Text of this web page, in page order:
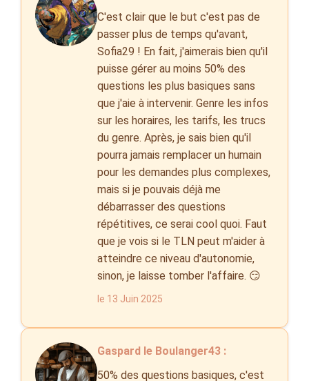
C'est clair que le but c'est pas de
passer plus de temps qu'avant,
Sofia29 ! En fait, j'aimerais bien qu'il
puisse gérer au moins 50% des
questions les plus basiques sans
que j'aie à intervenir. Genre les infos
sur les horaires, les tarifs, les trucs
du genre. Après, je sais bien qu'il
pourra jamais remplacer un humain
pour les demandes plus complexes,
mais si je pouvais déjà me
débarrasser des questions
répétitives, ce serai cool quoi. Faut
que je vois si le TLN peut m'aider à
atteindre ce niveau d'autonomie,
sinon, je laisse tomber l'affaire. 😏
le 13 Juin 2025
Gaspard le Boulanger43 :
50% des questions basiques, c'est